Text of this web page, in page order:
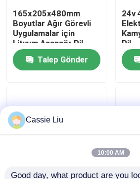
Kalite kontrol
Bir teklif isteği
Elektrikli Forklift Lityum İyon Pil
Transpalet Aküsü
165x205x480mm
Boyutlar Ağır Görevli
Uygulamalar için
Lityum Asansör Pil
Talep Gönder
24v
Pil
Cassie Liu
10:00 AM
Good day, what product are you